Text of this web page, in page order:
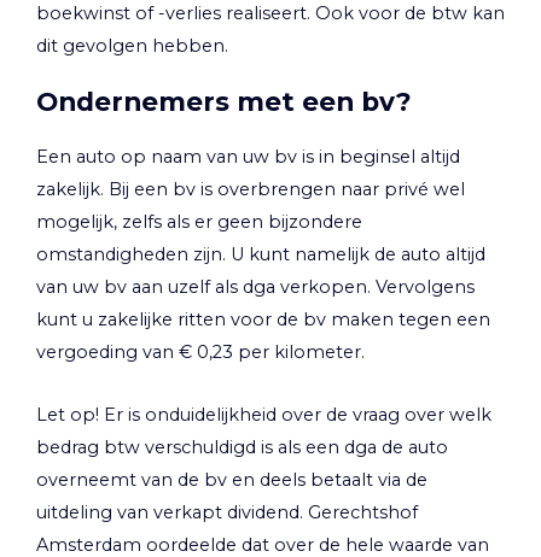
boekwinst of -verlies realiseert. Ook voor de btw kan
dit gevolgen hebben.
Ondernemers met een bv?
Een auto op naam van uw bv is in beginsel altijd
zakelijk. Bij een bv is overbrengen naar privé wel
mogelijk, zelfs als er geen bijzondere
omstandigheden zijn. U kunt namelijk de auto altijd
van uw bv aan uzelf als dga verkopen. Vervolgens
kunt u zakelijke ritten voor de bv maken tegen een
vergoeding van € 0,23 per kilometer.
Let op! Er is onduidelijkheid over de vraag over welk
bedrag btw verschuldigd is als een dga de auto
overneemt van de bv en deels betaalt via de
uitdeling van verkapt dividend. Gerechtshof
Amsterdam oordeelde dat over de hele waarde van